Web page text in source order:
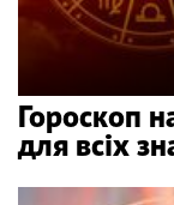
Гороскоп
для всіх